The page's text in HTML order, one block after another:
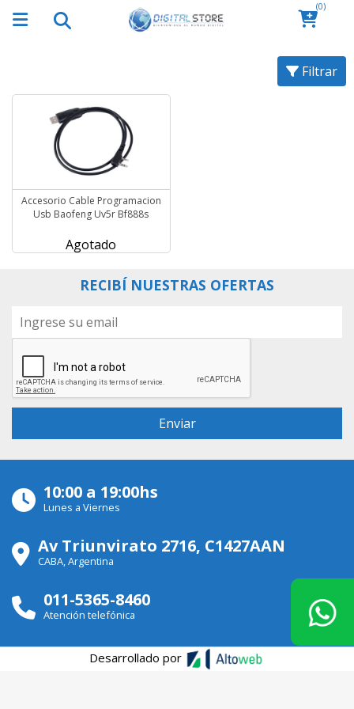
(0)
Filtrar
Accesorio Cable Programacion
Usb Baofeng Uv5r Bf888s
Agotado
RECIBÍ NUESTRAS OFERTAS
10:00 a 19:00hs
Lunes a Viernes
Av Triunvirato 2716, C1427AAN
CABA, Argentina
011-5365-8460
Atención telefónica
Desarrollado por